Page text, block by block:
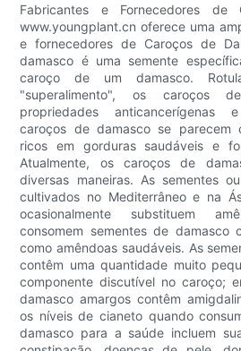
Fabricantes e Fornecedores de
www.youngplant.cn oferece uma
e fornecedores de Caroços de
damasco é uma semente
caroço de um damasco.
"superalimento", os caroços
propriedades anticancerígenas
caroços de damasco se parecem
ricos em gorduras saudáveis ​​e
Atualmente, os caroços de
diversas maneiras. As sementes
cultivados no Mediterrâneo e na
ocasionalmente substituem
consomem sementes de damasco
como amêndoas saudáveis. As
contêm uma quantidade muito
componente discutível no caroço;
damasco amargos contêm
os níveis de cianeto quando
damasco para a saúde incluem